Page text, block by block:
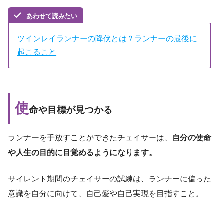
あわせて読みたい
ツインレイランナーの降伏とは？ランナーの最後に
起こること
使命や目標が見つかる
ランナーを手放すことができたチェイサーは、
自分の使命
や人生の目的に目覚めるようになります。
サイレント期間のチェイサーの試練は、ランナーに偏った
意識を自分に向けて、自己愛や自己実現を目指すこと。